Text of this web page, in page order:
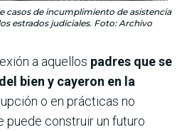
casos de incumplimiento de asistencia
estrados judiciales. Foto: Archivo
a aquellos padres que se
bien y cayeron en la
o en prácticas no
puede construir un futuro